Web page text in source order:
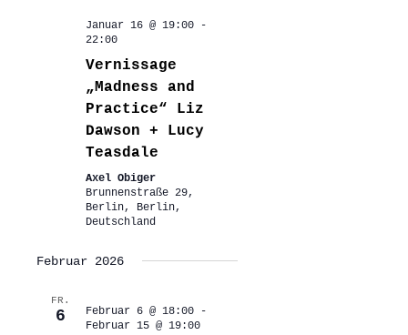
Januar 16 @ 19:00-
22:00
Vernissage
„Madness and
Practice“ Liz
Dawson + Lucy
Teasdale
Axel Obiger
Brunnenstraße 29,
Berlin, Berlin,
Deutschland
Februar 2026
FR.
6 Februar 6 @ 18:00-
Februar 15 @ 19:00